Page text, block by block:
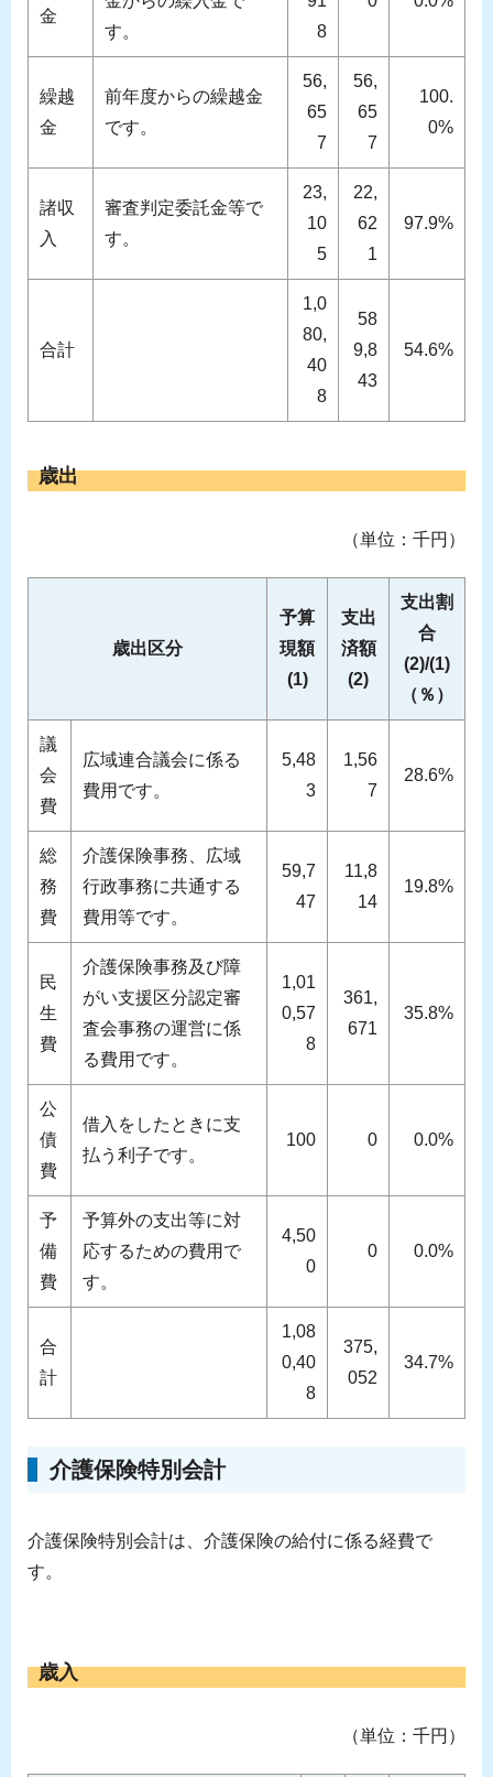
金
す。
8
繰越
金
前年度からの繰越金
です。
56,
65
7
56,
65
7
100.
0%
諸収
入
審査判定委託金等で
す。
23,
10
5
22,
62
1
97.9%
合計
1,0
80,
40
8
58
9,8
43
54.6%
歳出
（単位：千円）
歳出区分
予算
現額
(1)
支出
済額
(2)
支出割
合
(2)/(1)
（％）
議
会
費
広域連合議会に係る
費用です。
5,48
3
1,56
7
28.6%
総
務
費
介護保険事務、広域
行政事務に共通する
費用等です。
59,7
47
11,8
14
19.8%
民
生
費
介護保険事務及び障
がい支援区分認定審
査会事務の運営に係
る費用です。
1,01
0,57
8
361,
671
35.8%
公
債
費
借入をしたときに支
払う利子です。
100 0 0.0%
予
備
費
予算外の支出等に対
応するための費用で
す。
4,50
0
0 0.0%
合
計
1,08
0,40
8
375,
052
34.7%
介護保険特別会計
介護保険特別会計は、介護保険の給付に係る経費で
す。
歳入
（単位：千円）